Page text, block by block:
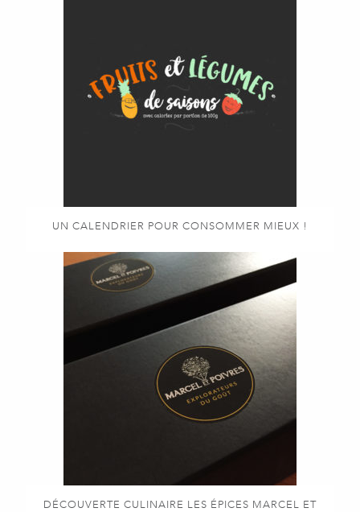
UN CALENDRIER POUR CONSOMMER MIEUX !
DÉCOUVERTE CULINAIRE LES ÉPICES MARCEL ET